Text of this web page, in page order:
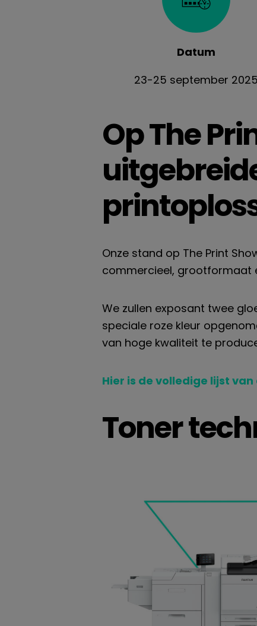
Datum
23-25 september 2025
Op The
Onze stand op The Print
commercieel, grootformaat
We zullen exposant twee
speciale roze kleur
van hoge kwaliteit te
Hier is de volledige lijst van
Toner